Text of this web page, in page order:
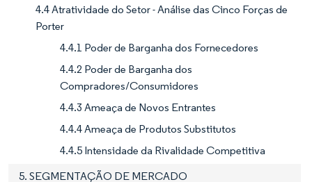
4.4 Atratividade do Setor - Análise das Cinco Forças de
Porter
4.4.1 Poder de Barganha dos Fornecedores
4.4.2 Poder de Barganha dos
Compradores/Consumidores
4.4.3 Ameaça de Novos Entrantes
4.4.4 Ameaça de Produtos Substitutos
4.4.5 Intensidade da Rivalidade Competitiva
5. SEGMENTAÇÃO DE MERCADO